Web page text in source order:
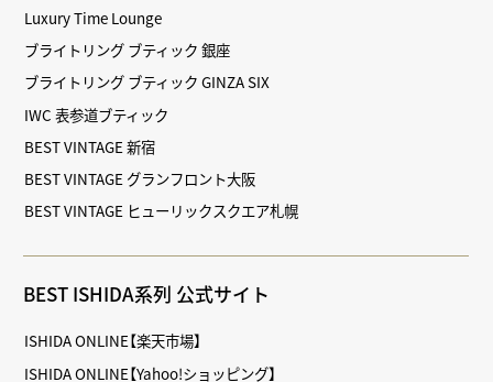
Luxury Time Lounge
ブライトリング ブティック 銀座
ブライトリング ブティック GINZA SIX
IWC 表参道ブティック
BEST VINTAGE 新宿
BEST VINTAGE グランフロント大阪
BEST VINTAGE ヒューリックスクエア札幌
BEST ISHIDA系列 公式サイト
ISHIDA ONLINE【楽天市場】
ISHIDA ONLINE【Yahoo!ショッピング】